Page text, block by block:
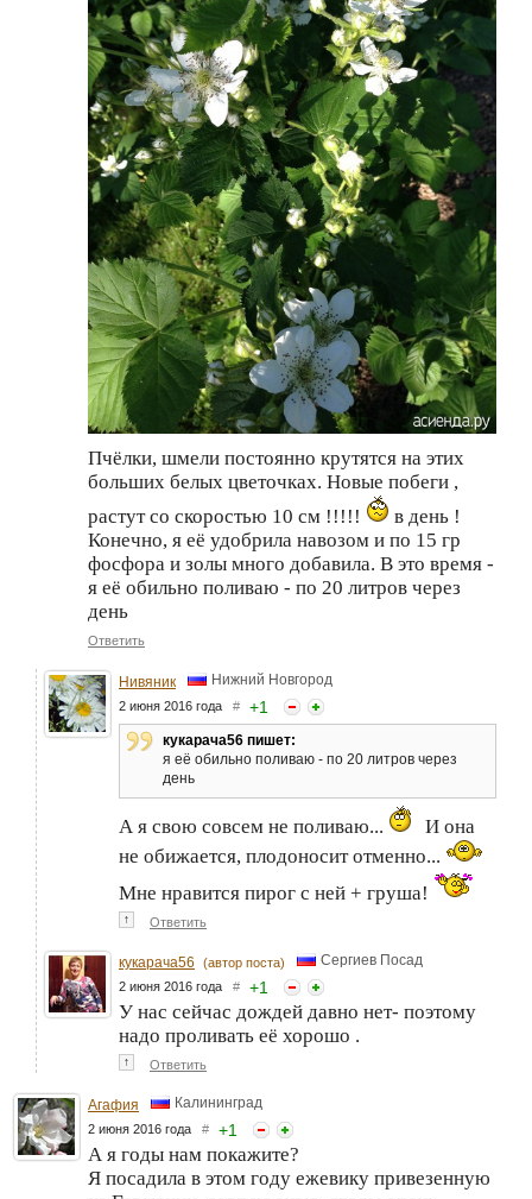
Пчёлки, шмели постоянно крутятся на этих
больших белых цветочках. Новые побеги ,
растут со скоростью 10 см !!!!!
в день !
Конечно, я её удобрила навозом и по 15 гр
фосфора и золы много добавила. В это время -
я её обильно поливаю - по 20 литров через
день
Ответить
Нивяник Нижний Новгород
2 июня 2016 года # +1
кукарача56 пишет:
я её обильно поливаю - по 20 литров через
день
А я свою совсем не поливаю...
И она
не обижается, плодоносит отменно...
Мне нравится пирог с ней + груша!
↑ Ответить
кукарача56 (автор поста) Сергиев Посад
2 июня 2016 года # +1
У нас сейчас дождей давно нет- поэтому
надо проливать её хорошо .
↑ Ответить
Агафия Калининград
2 июня 2016 года # +1
А я годы нам покажите?
Я посадила в этом году ежевику привезенную